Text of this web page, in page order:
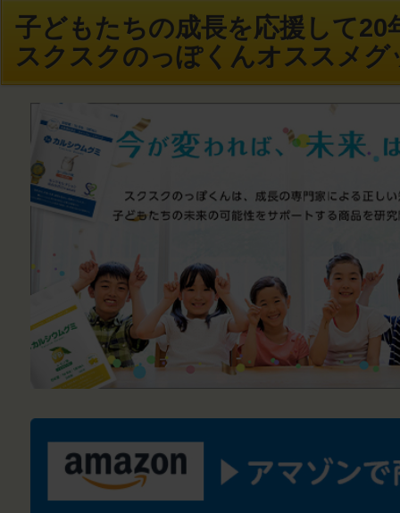
子どもたちの成長を応援して20
スクスクのっぽくんオススメグ